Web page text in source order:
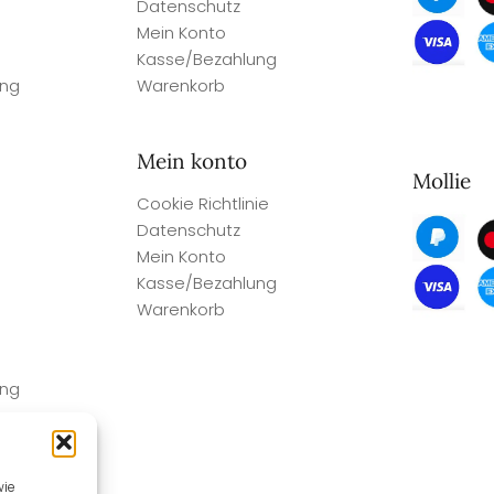
Datenschutz
Mein Konto
Kasse/Bezahlung
Warenkorb
Mein konto
Cookie Richtlinie
Datenschutz
Mein Konto
Kasse/Bezahlung
Warenkorb
Mollie